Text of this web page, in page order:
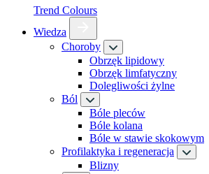
Trend Colours
Wiedza
Choroby
Obrzęk lipidowy
Obrzęk limfatyczny
Dolegliwości żylne
Ból
Bóle pleców
Bóle kolana
Bóle w stawie skokowym
Profilaktyka i regeneracja
Blizny